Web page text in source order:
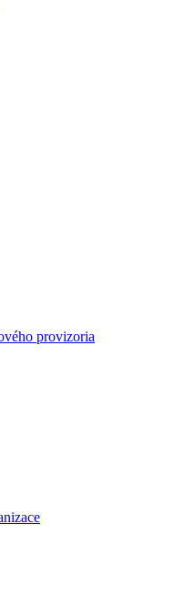
provizoria